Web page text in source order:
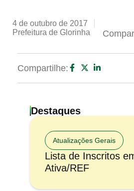
4 de outubro de 2017
Prefeitura de Glorinha
Compartilhe:
Destaques
Atualizações Gerais
Lista de Inscritos
Ativa/REF